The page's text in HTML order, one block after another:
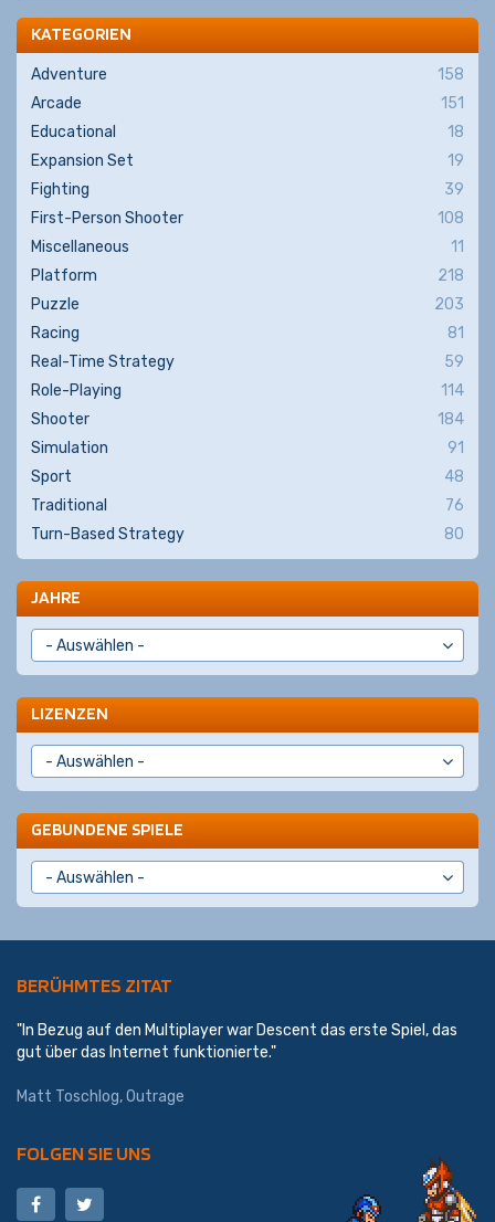
KATEGORIEN
Adventure
158
Arcade
151
Educational
18
Expansion Set
19
Fighting
39
First-Person Shooter
108
Miscellaneous
11
Platform
218
Puzzle
203
Racing
81
Real-Time Strategy
59
Role-Playing
114
Shooter
184
Simulation
91
Sport
48
Traditional
76
Turn-Based Strategy
80
JAHRE
LIZENZEN
GEBUNDENE SPIELE
BERÜHMTES ZITAT
"In Bezug auf den Multiplayer war Descent das erste Spiel, das
gut über das Internet funktionierte."
Matt Toschlog, Outrage
FOLGEN SIE UNS